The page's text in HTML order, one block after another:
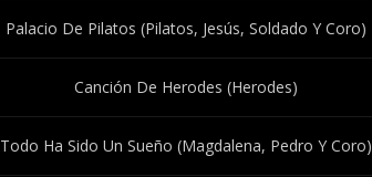
Palacio De Pilatos (Pilatos, Jesús, Soldado Y Coro)
Canción De Herodes (Herodes)
Todo Ha Sido Un Sueño (Magdalena, Pedro Y Coro)